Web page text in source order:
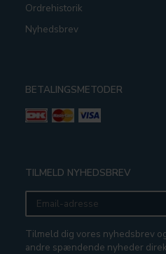
Ordrehistorik
Nyhedsbrev
BETALINGSMETODER
TILMELD NYHEDSBREV
Email-
adresse
Tilmeld dig vores nyhedsbrev
andre spændende nyheder